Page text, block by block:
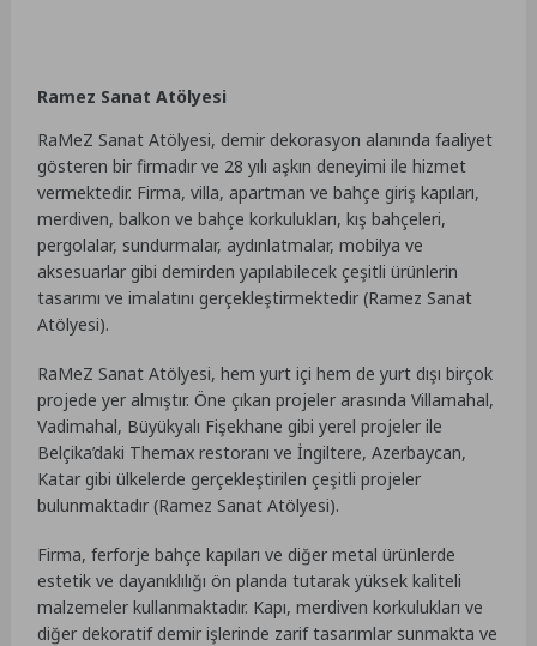
Ramez Sanat Atölyesi
RaMeZ Sanat Atölyesi, demir dekorasyon alanında faaliyet
gösteren bir firmadır ve 28 yılı aşkın deneyimi ile hizmet
vermektedir. Firma, villa, apartman ve bahçe giriş kapıları,
merdiven, balkon ve bahçe korkulukları, kış bahçeleri,
pergolalar, sundurmalar, aydınlatmalar, mobilya ve
aksesuarlar gibi demirden yapılabilecek çeşitli ürünlerin
tasarımı ve imalatını gerçekleştirmektedir​ (Ramez Sanat
Atölyesi)​​.
RaMeZ Sanat Atölyesi, hem yurt içi hem de yurt dışı birçok
projede yer almıştır. Öne çıkan projeler arasında Villamahal,
Vadimahal, Büyükyalı Fişekhane gibi yerel projeler ile
Belçika’daki Themax restoranı ve İngiltere, Azerbaycan,
Katar gibi ülkelerde gerçekleştirilen çeşitli projeler
bulunmaktadır​ (Ramez Sanat Atölyesi)​.
Firma, ferforje bahçe kapıları ve diğer metal ürünlerde
estetik ve dayanıklılığı ön planda tutarak yüksek kaliteli
malzemeler kullanmaktadır. Kapı, merdiven korkulukları ve
diğer dekoratif demir işlerinde zarif tasarımlar sunmakta ve